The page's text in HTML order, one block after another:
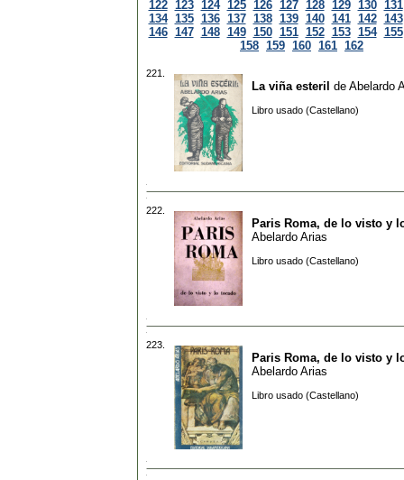
122 123 124 125 126 127 128 129 130 131
134 135 136 137 138 139 140 141 142 143
146 147 148 149 150 151 152 153 154 155
158 159 160 161 162
221.
La viña esteril de Abelardo
Libro usado (Castellano)
222.
Paris Roma, de lo visto y
Abelardo Arias
Libro usado (Castellano)
223.
Paris Roma, de lo visto y
Abelardo Arias
Libro usado (Castellano)